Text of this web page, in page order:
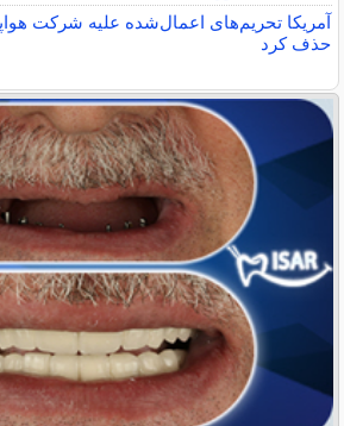
آمریکا تحریم‌های اعمال‌شده علیه شرکت
حذف کرد